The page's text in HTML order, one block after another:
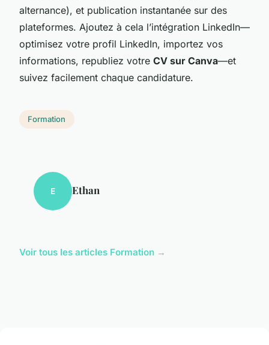
alternance), et publication instantanée sur des
plateformes. Ajoutez à cela l’intégration LinkedIn—
optimisez votre profil LinkedIn, importez vos
informations, republiez votre CV sur Canva—et
suivez facilement chaque candidature.
Formation
E Ethan
Voir tous les articles Formation →